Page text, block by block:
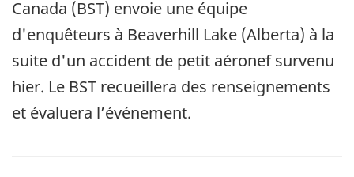
Canada (BST) envoie une équipe
d'enquêteurs à Beaverhill Lake (Alberta) à la
suite d'un accident de petit aéronef survenu
hier. Le BST recueillera des renseignements
et évaluera l’événement.